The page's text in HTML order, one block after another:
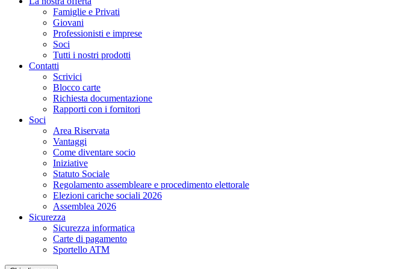
Famiglie e Privati
Giovani
Professionisti e imprese
Soci
Tutti i nostri prodotti
Contatti
Scrivici
Blocco carte
Richiesta documentazione
Rapporti con i fornitori
Soci
Area Riservata
Vantaggi
Come diventare socio
Iniziative
Statuto Sociale
Regolamento assembleare e procedimento elettorale
Elezioni cariche sociali 2026
Assemblea 2026
Sicurezza
Sicurezza informatica
Carte di pagamento
Sportello ATM